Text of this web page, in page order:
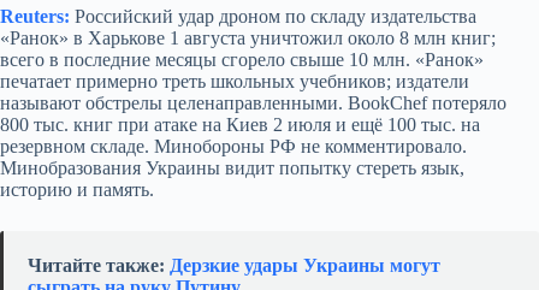
Reuters: Российский удар дроном по складу издательства
«Ранок» в Харькове 1 августа уничтожил около 8 млн книг;
всего в последние месяцы сгорело свыше 10 млн. «Ранок»
печатает примерно треть школьных учебников; издатели
называют обстрелы целенаправленными. BookChef потеряло
800 тыс. книг при атаке на Киев 2 июля и ещё 100 тыс. на
резервном складе. Минобороны РФ не комментировало.
Минобразования Украины видит попытку стереть язык,
историю и память.
Читайте также: Дерзкие удары Украины могут